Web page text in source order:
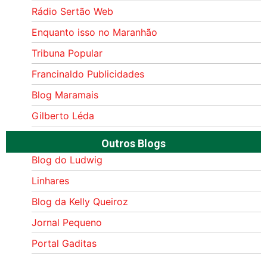
Rádio Sertão Web
Enquanto isso no Maranhão
Tribuna Popular
Francinaldo Publicidades
Blog Maramais
Gilberto Léda
Outros Blogs
Blog do Ludwig
Linhares
Blog da Kelly Queiroz
Jornal Pequeno
Portal Gaditas